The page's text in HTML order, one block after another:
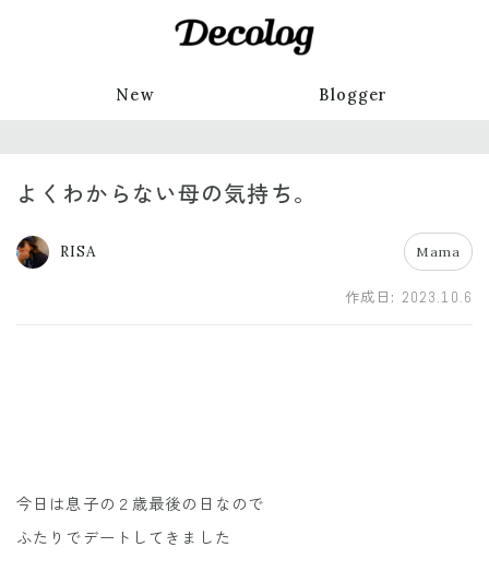
New Blogger
よくわからない母の気持ち。
RISA Mama
作成日: 2023.10.6
今日は息子の２歳最後の日なので
ふたりでデートしてきました